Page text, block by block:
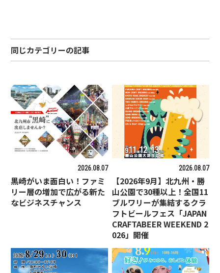
同じカテゴリーの記事
2026.08.07
黒崎がいま面白い！ファミ
リー層の増加で広がる新た
なビジネスチャンス
2026.08.07
【2026年9月】北九州・勝
山公園で30種以上！全国11
ブルワリーが集結するクラ
フトビールフェス「JAPAN
CRAFTABEER WEEKEND 2
026」開催